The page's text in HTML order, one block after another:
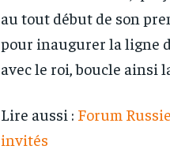
au tout début de son
pour inaugurer la ligne
avec le roi, boucle ainsi
Lire aussi : Forum
invités